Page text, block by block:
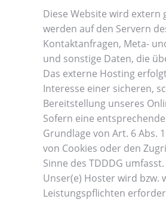
Diese Website wird extern
werden auf den Servern
Kontaktanfragen, Meta-
und sonstige Daten, die
Das externe Hosting
Interesse einer sicheren,
Bereitstellung unseres
Sofern eine
Grundlage von Art. 6 Abs.
von Cookies oder den
Sinne des TDDDG
Unser(e) Hoster wird bzw.
Leistungspflichten